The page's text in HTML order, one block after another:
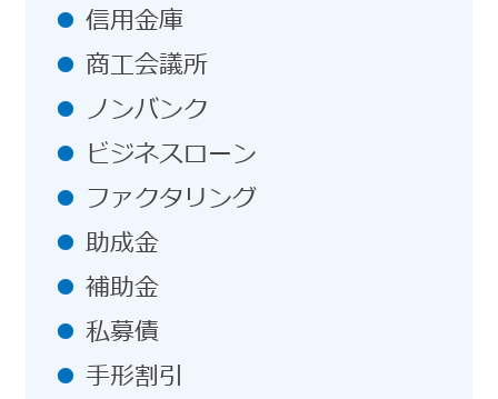
信用金庫
商工会議所
ノンバンク
ビジネスローン
ファクタリング
助成金
補助金
私募債
手形割引